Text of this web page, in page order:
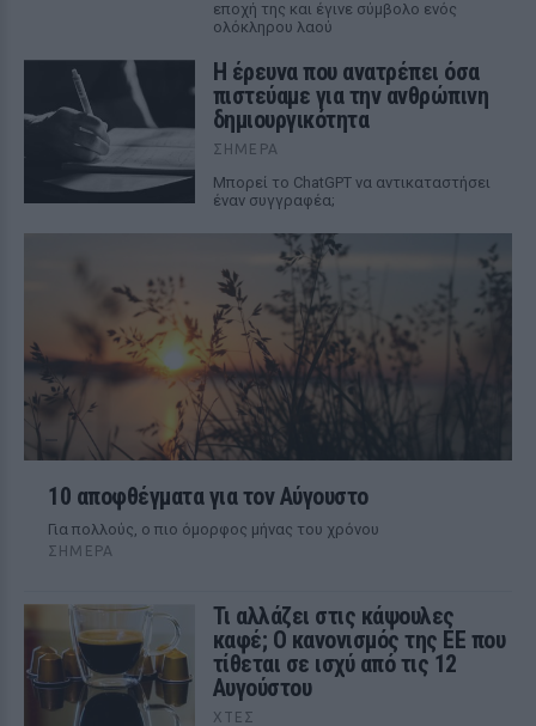
εποχή της και έγινε σύμβολο ενός
ολόκληρου λαού
Η έρευνα που ανατρέπει όσα
πιστεύαμε για την ανθρώπινη
δημιουργικότητα
ΣΉΜΕΡΑ
Mπορεί το ChatGPT να αντικαταστήσει
έναν συγγραφέα;
10 αποφθέγματα για τον Αύγουστο
Για πολλούς, ο πιο όμορφος μήνας του χρόνου
ΣΉΜΕΡΑ
Τι αλλάζει στις κάψουλες
καφέ; Ο κανονισμός της ΕΕ που
τίθεται σε ισχύ από τις 12
Αυγούστου
ΧΤΕΣ